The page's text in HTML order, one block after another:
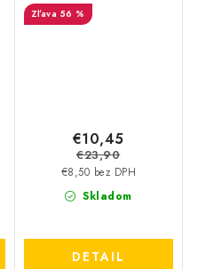
SRC - výpredaj
56 %
Skladom
€8,50 bez DPH
€10,45
€23,90
DETAIL